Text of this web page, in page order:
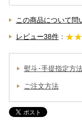
この商品について問
レビュー38件：
熨斗･手提指定方
ご注文方法